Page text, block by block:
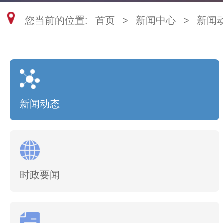
您当前的位置: 首页 > 新闻中心 > 新闻
新闻动态
时政要闻